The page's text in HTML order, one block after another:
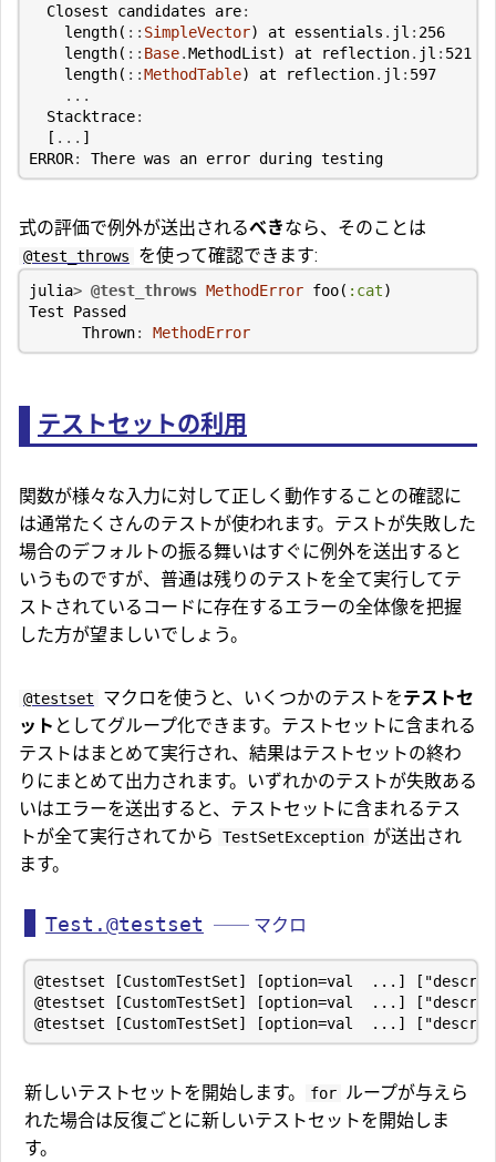
Closest
candidates are:
length( :: SimpleVector) at essentials . jl : 256
length( :: Base.MethodList) at reflection. jl : 521
length( ::MethodTable) at reflection. jl : 597
...
Stacktrace:
[ ... ]
ERROR: There was an error during testing
式の評価で例外が送出されるべきなら、そのことは
@test_throws を使って確認できます:
julia> @test_throws MethodError foo( :cat)
Test
Passed
Thrown: MethodError
テストセットの利用
関数が様々な入力に対して正しく動作することの確認に
は通常たくさんのテストが使われます。テストが失敗した
場合のデフォルトの振る舞いはすぐに例外を送出すると
いうものですが、普通は残りのテストを全て実行してテ
ストされているコードに存在するエラーの全体像を把握
した方が望ましいでしょう。
@testset マクロを使うと、いくつかのテストをテストセ
ット としてグループ化できます。テストセットに含まれる
テストはまとめて実行され、結果はテストセットの終わ
りにまとめて出力されます。いずれかのテストが失敗ある
いはエラーを送出すると、テストセットに含まれるテス
トが全て実行されてから
TestSetException が送出され
ます。
Test.@testset ── マクロ
新しいテストセットを開始します。 for
ループが与えら
れた場合は反復ごとに新しいテストセットを開始しま
す。